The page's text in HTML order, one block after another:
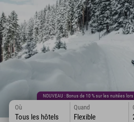
NOUVEAU : Bonus de 10 % sur les nuitées
Où
Tous les hôtels
Quand
Flexible